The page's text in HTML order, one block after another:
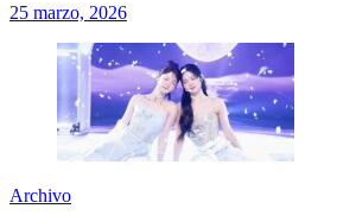
25 marzo, 2026
Archivo